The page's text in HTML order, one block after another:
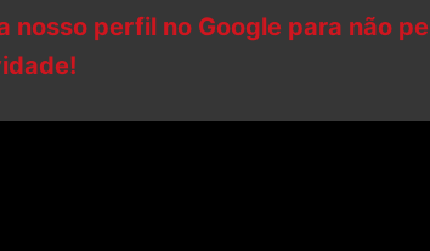
nosso perfil no Google para não